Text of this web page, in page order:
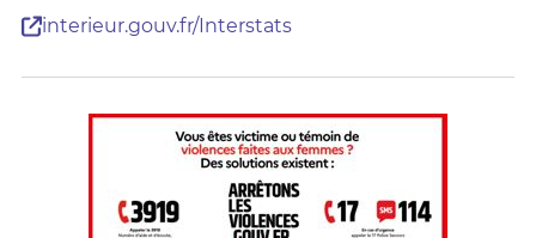
interieur.gouv.fr/Interstats